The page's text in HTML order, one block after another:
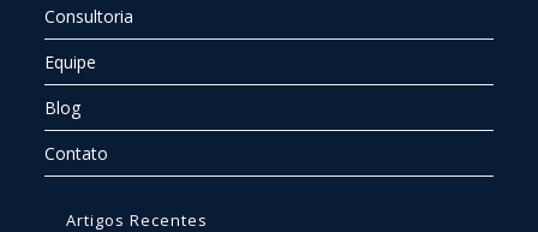
Consultoria
Equipe
Blog
Contato
Artigos Recentes